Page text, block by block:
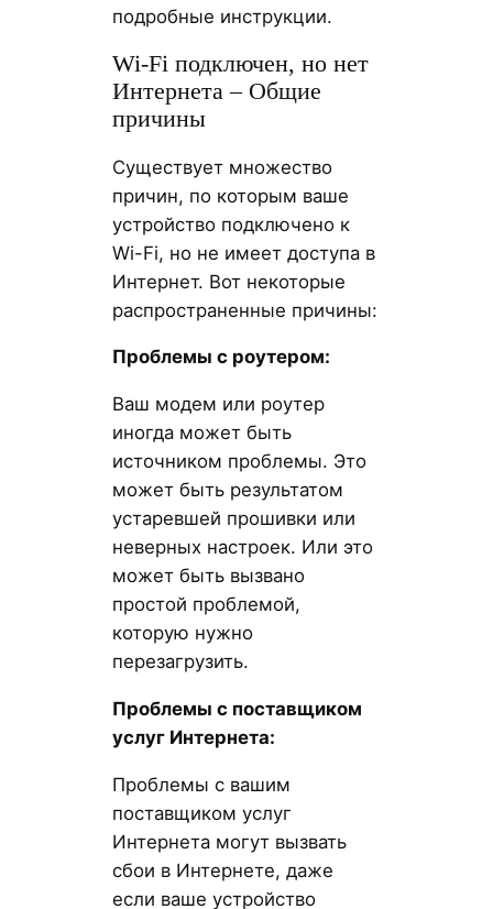
подробные инструкции.
Wi-Fi подключен, но нет
Интернета – Общие
причины
Существует множество
причин, по которым ваше
устройство подключено к
Wi-Fi, но не имеет доступа в
Интернет. Вот некоторые
распространенные причины:
Проблемы с роутером:
Ваш модем или роутер
иногда может быть
источником проблемы. Это
может быть результатом
устаревшей прошивки или
неверных настроек. Или это
может быть вызвано
простой проблемой,
которую нужно
перезагрузить.
Проблемы с поставщиком
услуг Интернета:
Проблемы с вашим
поставщиком услуг
Интернета могут вызвать
сбои в Интернете, даже
если ваше устройство